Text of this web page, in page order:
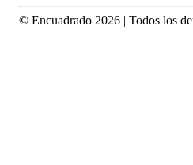
© Encuadrado 2026 | Todos los